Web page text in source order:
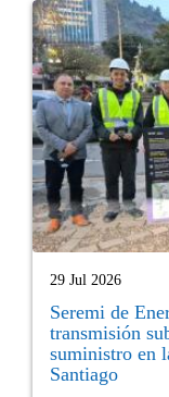
29 Jul 2026
Seremi de
transmisión
suministro en
Santiago